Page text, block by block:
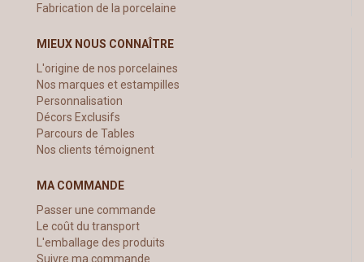
Fabrication de la porcelaine
MIEUX NOUS CONNAÎTRE
L'origine de nos porcelaines
Nos marques et estampilles
Personnalisation
Décors Exclusifs
Parcours de Tables
Nos clients témoignent
MA COMMANDE
Passer une commande
Le coût du transport
L'emballage des produits
Suivre ma commande